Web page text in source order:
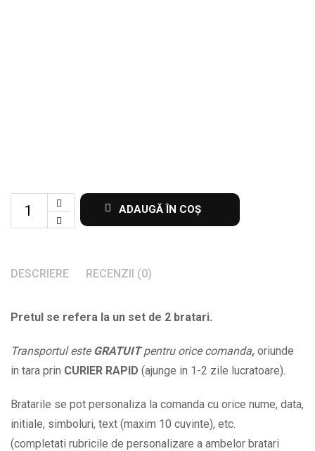
Set
pentru
si
la
alegere
BPC007
ADAUGĂ ÎN COȘ
DESCRIERE RECENZII (0)
Pretul se refera la un set de 2 bratari.
Transportul esteGRATUITpentru orice comanda, oriunde
in tara prin CURIER RAPID (ajunge in 1-2 zile lucratoare).
Bratarile se pot personaliza la comanda cu orice nume, data,
initiale, simboluri, text (maxim 10 cuvinte), etc.
(completati rubricile de personalizare a ambelor bratari